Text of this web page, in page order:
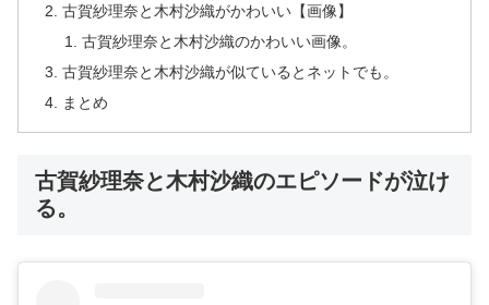
古賀紗理奈と木村沙織がかわいい【画像】
古賀紗理奈と木村沙織のかわいい画像。
古賀紗理奈と木村沙織が似ているとネットでも。
まとめ
古賀紗理奈と木村沙織のエピソードが泣け
る。